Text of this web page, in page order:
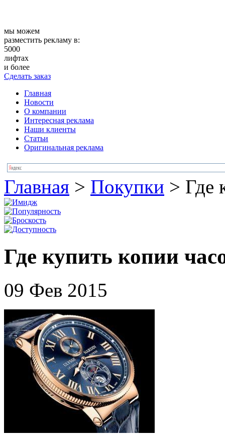
мы можем
разместить рекламу в:
5000
лифтах
и более
Сделать заказ
Главная
Новости
О компании
Интересная реклама
Наши клиенты
Статьи
Оригинальная реклама
Главная > Покупки > Где
Где купить копии
09 Фев 2015